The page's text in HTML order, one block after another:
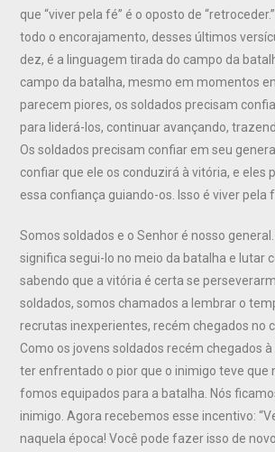
que “viver pela fé” é o oposto de
todo o encorajamento, desses últimos
dez, é a linguagem tirada do campo da
campo da batalha, mesmo em momentos
parecem piores, os soldados precisam
para liderá-los, continuar avançando,
Os soldados precisam confiar em seu
confiar que ele os conduzirá à vitória, e eles
essa confiança guiando-os. Isso é viver pela
Somos soldados e o Senhor é nosso
significa segui-lo no meio da batalha e lutar
sabendo que a vitória é certa se
soldados, somos chamados a lembrar o
recrutas inexperientes, recém chegados no
Como os jovens soldados recém chegados
ter enfrentado o pior que o inimigo teve que
fomos equipados para a batalha. Nós
inimigo. Agora recebemos esse incentivo:
naquela época! Você pode fazer isso de